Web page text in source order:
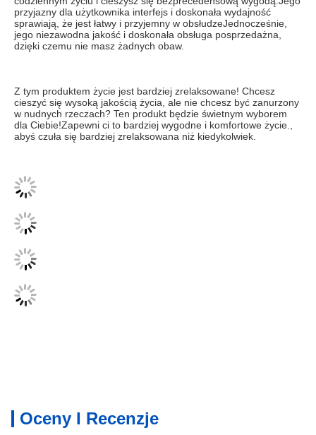
przyjazny dla użytkownika interfejs i doskonała wydajność
sprawiają, że jest łatwy i przyjemny w obsłudzeJednocześnie,
jego niezawodna jakość i doskonała obsługa posprzedażna,
dzięki czemu nie masz żadnych obaw.
Z tym produktem życie jest bardziej zrelaksowane! Chcesz
cieszyć się wysoką jakością życia, ale nie chcesz być zanurzony
w nudnych rzeczach? Ten produkt będzie świetnym wyborem
dla Ciebie!Zapewni ci to bardziej wygodne i komfortowe życie.,
abyś czuła się bardziej zrelaksowana niż kiedykolwiek.
Oceny I Recenzje